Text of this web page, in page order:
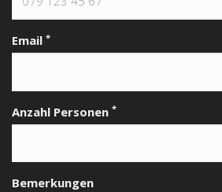
Email *
Anzahl Personen *
Bemerkungen